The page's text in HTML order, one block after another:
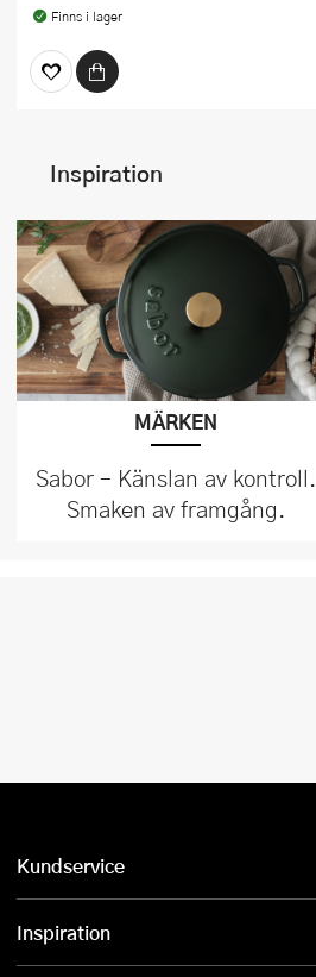
Finns i lager
Inspiration
MÄRKEN
Sabor – Känslan av kontroll.
Smaken av framgång.
Kundservice
Inspiration